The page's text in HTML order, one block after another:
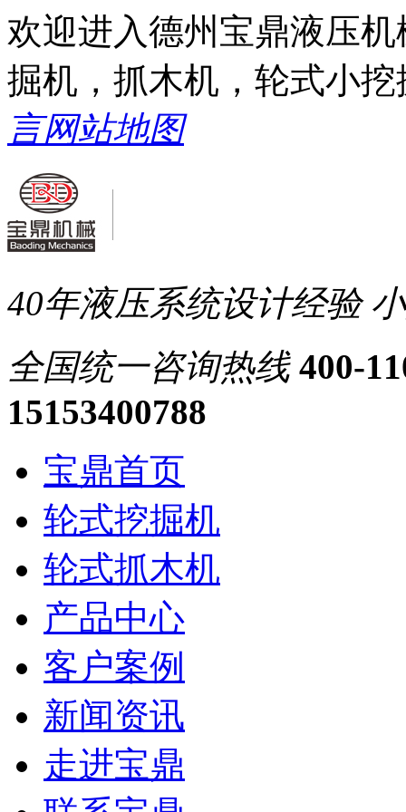
欢迎进入德州宝鼎液压
掘机，抓木机，轮式小
言网站地图
40年液压系统设计经验
全国统一咨询热线 400-
15153400788
宝鼎首页
轮式挖掘机
轮式抓木机
产品中心
客户案例
新闻资讯
走进宝鼎